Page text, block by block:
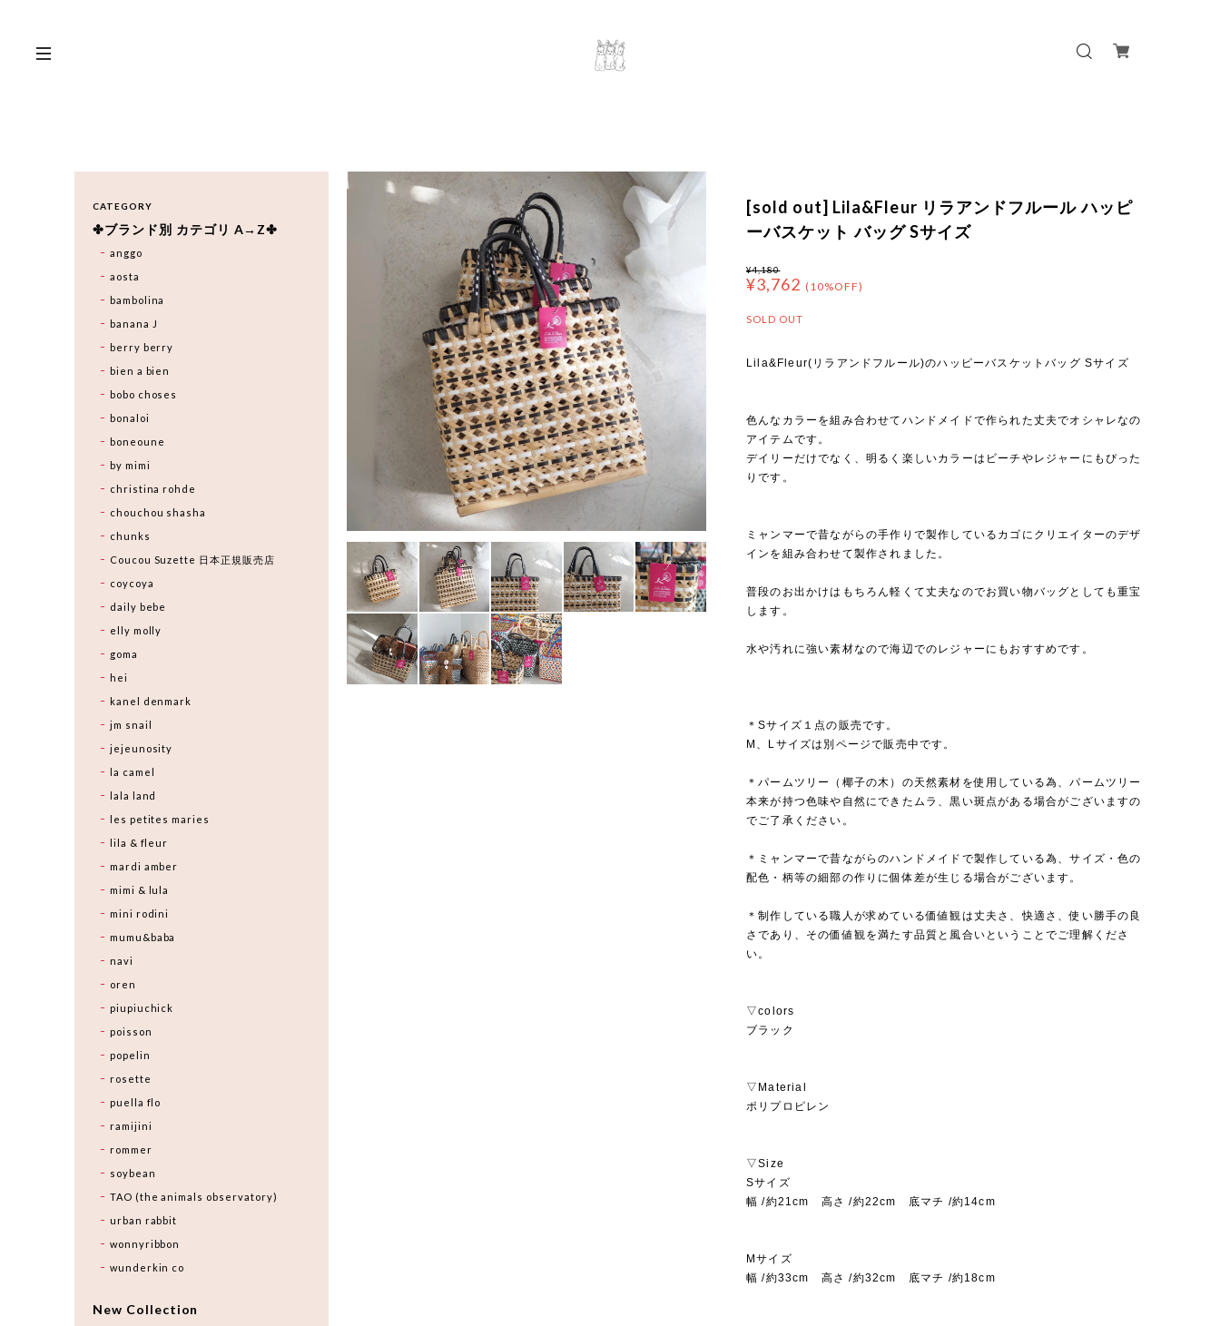
[sold out] Lila&Fleur リラアンドフルール ハッピ
ーバスケット バッグ Sサイズ
¥4,180
¥3,762 (10%OFF)
SOLD OUT
Lila&Fleur(リラアンドフルール)のハッピーバスケットバッグ Sサイズ
色んなカラーを組み合わせてハンドメイドで作られた丈夫でオシャレなの
アイテムです。
デイリーだけでなく、明るく楽しいカラーはビーチやレジャーにもぴった
りです。
ミャンマーで昔ながらの手作りで製作しているカゴにクリエイターのデザ
インを組み合わせて製作されました。
普段のお出かけはもちろん軽くて丈夫なのでお買い物バッグとしても重宝
します。
水や汚れに強い素材なので海辺でのレジャーにもおすすめです。
＊Sサイズ１点の販売です。
M、Lサイズは別ページで販売中です。
＊パームツリー（椰子の木）の天然素材を使用している為、パームツリー
本来が持つ色味や自然にできたムラ、黒い斑点がある場合がございますの
でご了承ください。
＊ミャンマーで昔ながらのハンドメイドで製作している為、サイズ・色の
配色・柄等の細部の作りに個体差が生じる場合がございます。
＊制作している職人が求めている価値観は丈夫さ、快適さ、使い勝手の良
さであり、その価値観を満たす品質と風合いということでご理解くださ
い。
▽colors
ブラック
▽Material
ポリプロピレン
▽Size
Sサイズ
幅 /約21cm 高さ /約22cm 底マチ /約14cm
Mサイズ
幅 /約33cm 高さ /約32cm 底マチ /約18cm
CATEGORY
✤ブランド別 カテゴリ A→Z✤
anggo
aosta
bambolina
banana J
berry berry
bien a bien
bobo choses
bonaloi
boneoune
by mimi
christina rohde
chouchou shasha
chunks
Coucou Suzette 日本正規販売店
coycoya
daily bebe
elly molly
goma
hei
kanel denmark
jm snail
jejeunosity
la camel
lala land
les petites maries
lila & fleur
mardi amber
mimi & lula
mini rodini
mumu&baba
navi
oren
piupiuchick
poisson
popelin
rosette
puella flo
ramijini
rommer
soybean
TAO (the animals observatory)
urban rabbit
wonnyribbon
wunderkin co
New Collection